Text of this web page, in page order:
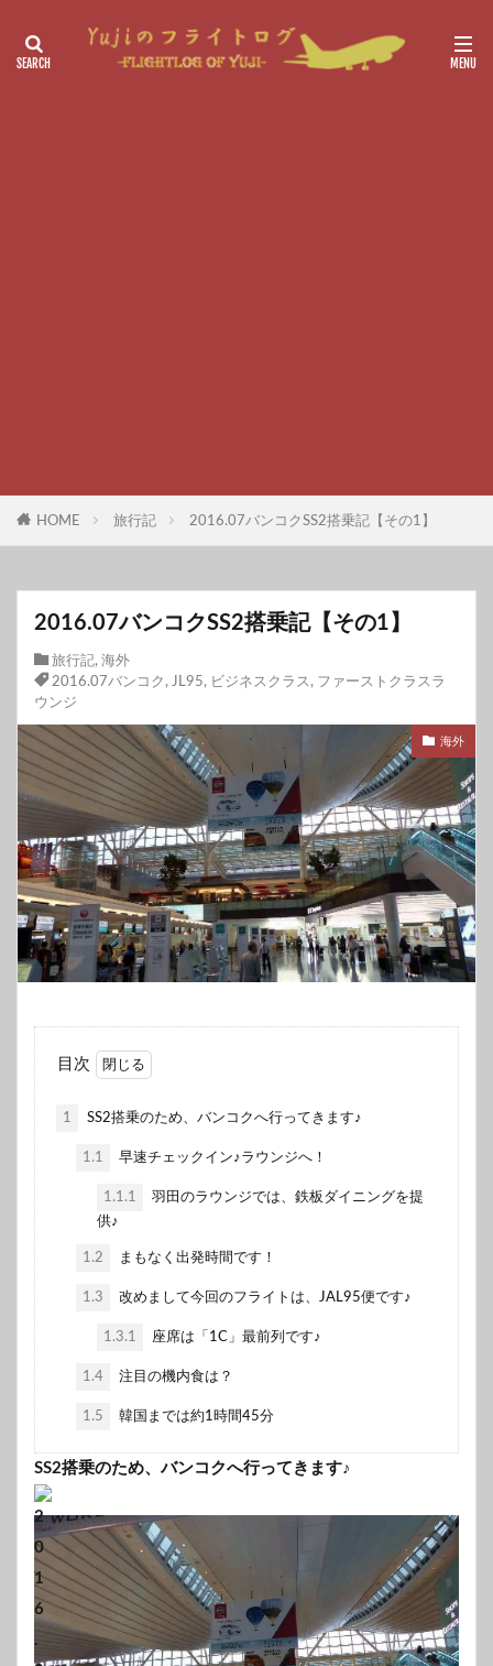
HOME 旅行記 2016.07バンコクSS2搭乗記【その1】
2016.07バンコクSS2搭乗記【その1】
旅行記, 海外
2016.07バンコク, JL95, ビジネスクラス, ファーストクラスラ
ウンジ
海外
目次
1 SS2搭乗のため、バンコクへ行ってきます♪
1.1 早速チェックイン♪ラウンジへ！
1.1.1
羽田のラウンジでは、鉄板ダイニングを提
供♪
1.2 まもなく出発時間です！
1.3 改めまして今回のフライトは、JAL95便です♪
1.3.1 座席は「1C」最前列です♪
1.4 注目の機内食は？
1.5 韓国までは約1時間45分
SS2搭乗のため、バンコクへ行ってきます♪